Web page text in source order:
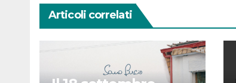
Articoli correlati